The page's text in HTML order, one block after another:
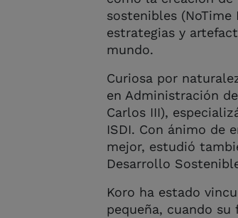
sostenibles
estrategias y
mundo.
Curiosa por
en Administración
Carlos III),
ISDI. Con ánimo de
mejor, estudió
Desarrollo
Koro ha estado
pequeña, cuando